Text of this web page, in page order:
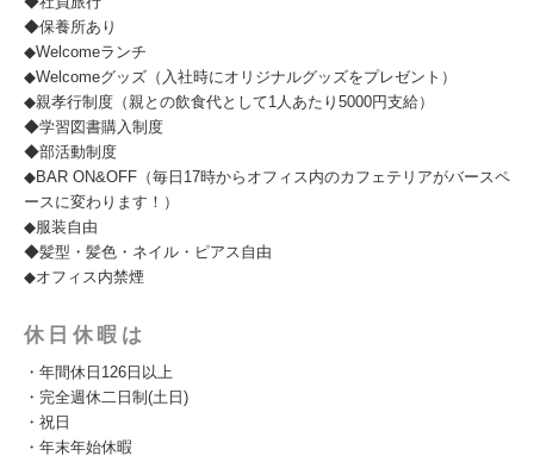
◆保養所あり
◆Welcomeランチ
◆Welcomeグッズ（入社時にオリジナルグッズをプレゼント）
◆親孝行制度（親との飲食代として1人あたり5000円支給）
◆学習図書購入制度
◆部活動制度
◆BAR ON&OFF（毎日17時からオフィス内のカフェテリアがバースペ
ースに変わります！）
◆服装自由
◆髪型・髪色・ネイル・ピアス自由
◆オフィス内禁煙
休日休暇は
・年間休日126日以上
・完全週休二日制(土日)
・祝日
・年末年始休暇